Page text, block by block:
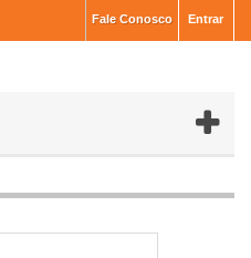
Entrar
Fale Conosco